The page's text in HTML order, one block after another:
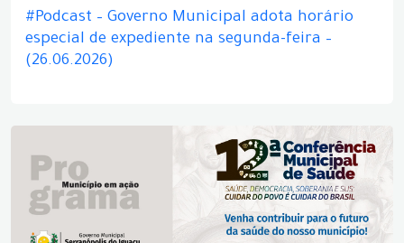
#Podcast – Governo Municipal adota horário
especial de expediente na segunda-feira –
(26.06.2026)